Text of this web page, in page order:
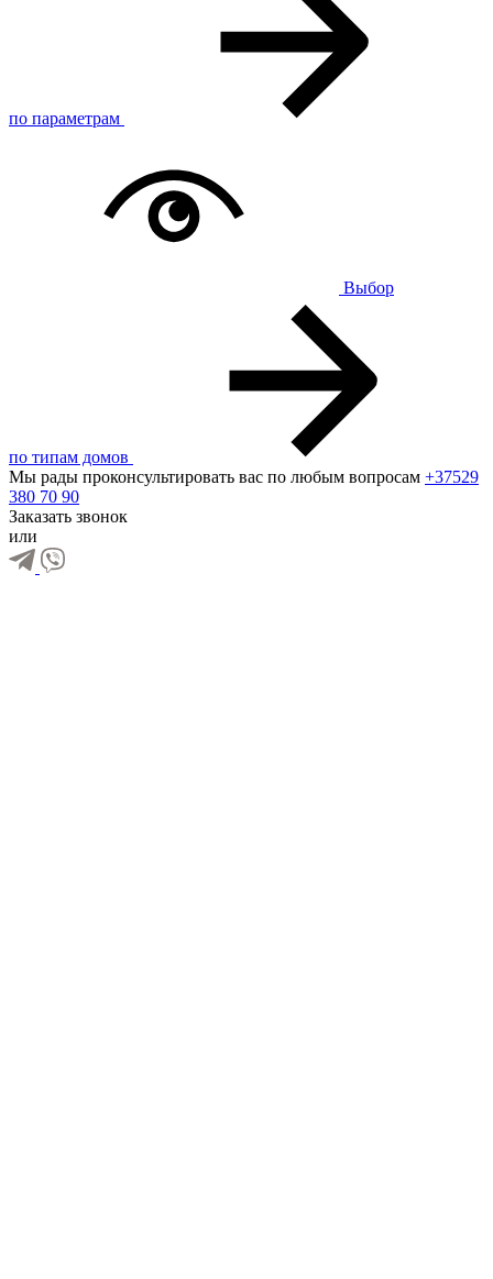
по параметрам
Выбор
по типам домов
Мы рады проконсультировать вас по любым вопросам +37529
380 70 90
Заказать звонок
или